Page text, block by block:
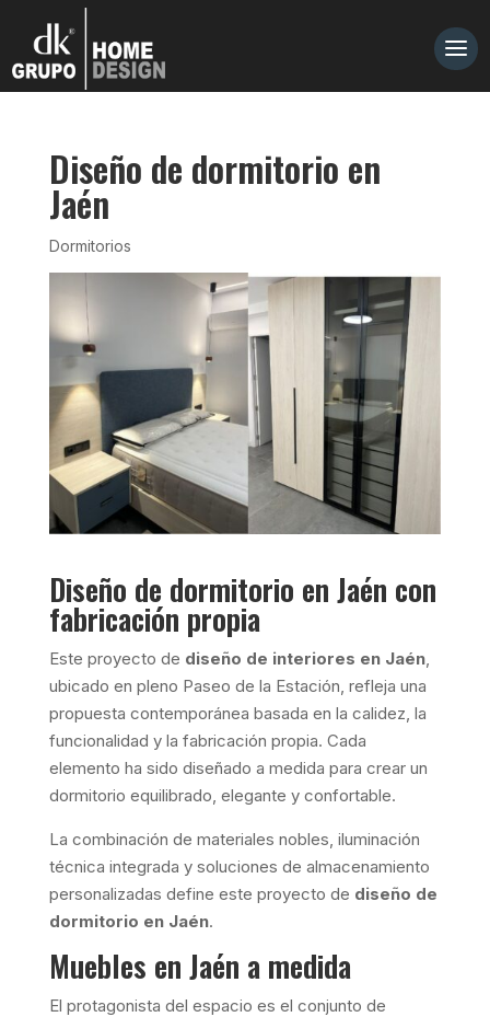
Diseño de dormitorio en
Jaén
Dormitorios
Diseño de dormitorio en Jaén con
fabricación propia
Este proyecto de diseño de interiores en Jaén,
ubicado en pleno Paseo de la Estación, refleja una
propuesta contemporánea basada en la calidez, la
funcionalidad y la fabricación propia. Cada
elemento ha sido diseñado a medida para crear un
dormitorio equilibrado, elegante y confortable.
La combinación de materiales nobles, iluminación
técnica integrada y soluciones de almacenamiento
personalizadas define este proyecto de diseño de
dormitorio en Jaén.
Muebles en Jaén a medida
El protagonista del espacio es el conjunto de